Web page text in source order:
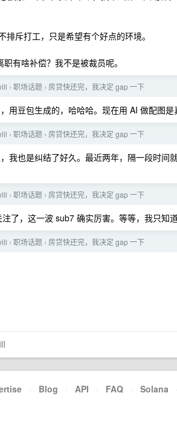
排斥打工，只是希望有个好点的环境。
职有啥补偿？我不是被裁员呢。
› 职场话题 › 房贷快还完，我决定 gap 一下
用豆包生成的，哈哈哈。现在用 AI 做配图是
› 职场话题 › 房贷快还完，我决定 gap 一下
我也是纠结了好久。最近两年，隔一段时间
› 职场话题 › 房贷快还完，我决定 gap 一下
了，这一波 sub7 确实厉害。等等，我只知
› 职场话题 › 房贷快还完，我决定 gap 一下
· Blog · API · FAQ · Solana ·